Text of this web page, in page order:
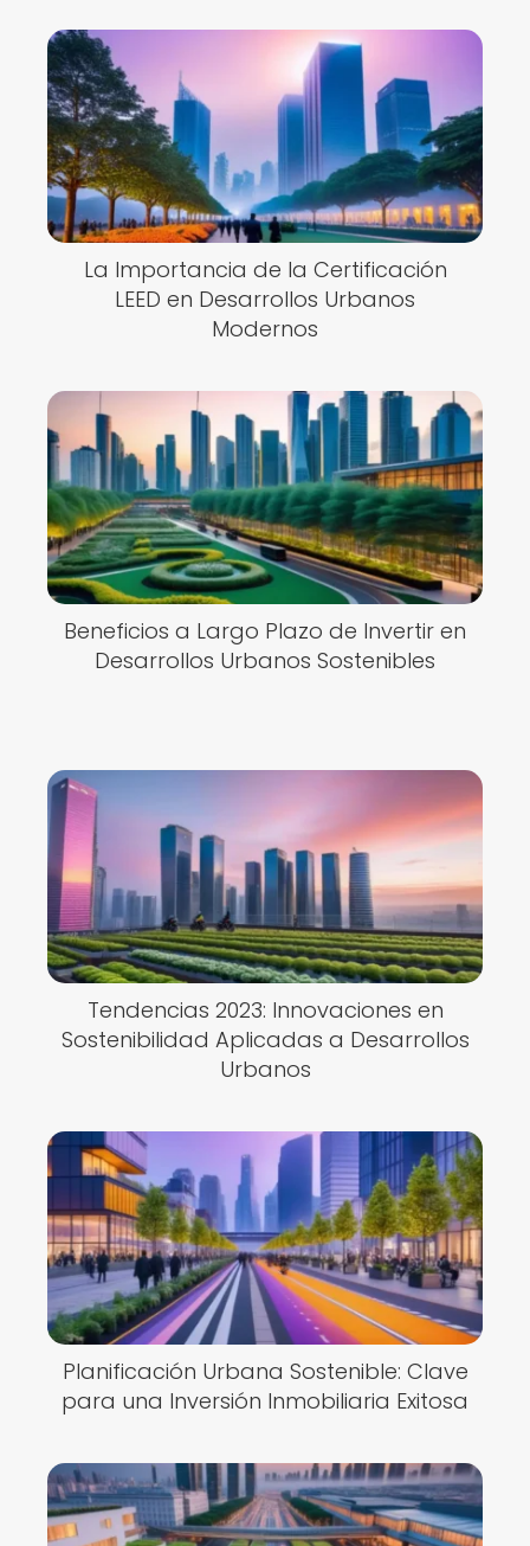
La Importancia de la Certificación
LEED en Desarrollos Urbanos
Modernos
Beneficios a Largo Plazo de Invertir en
Desarrollos Urbanos Sostenibles
Tendencias 2023: Innovaciones en
Sostenibilidad Aplicadas a Desarrollos
Urbanos
Planificación Urbana Sostenible: Clave
para una Inversión Inmobiliaria Exitosa